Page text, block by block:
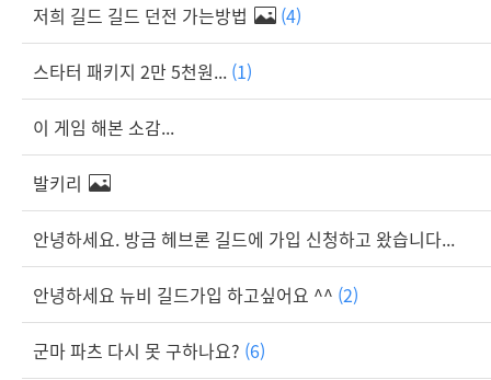
저희 길드 길드 던전 가는방법 (4)
스타터 패키지 2만 5천원... (1)
이 게임 해본 소감...
발키리
안녕하세요. 방금 헤브론 길드에 가입 신청하고 왔습니다...
안녕하세요 뉴비 길드가입 하고싶어요 ^^ (2)
군마 파츠 다시 못 구하나요? (6)